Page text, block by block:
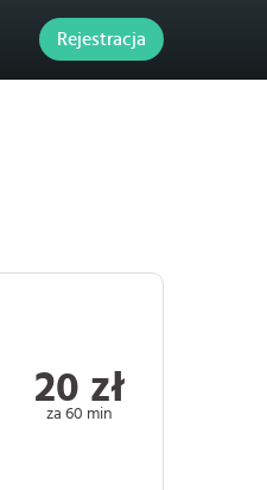
Rejestracja
20 zł
za 60 min